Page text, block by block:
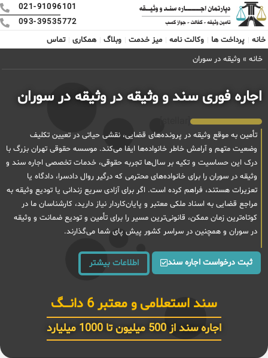
021-91096101
093-39535772
خانه
پرداخت ها وکالت نامه میز خدمت وبلاگ همکاری
تماس
خانه » وثیقه در سوران
اجاره فوری سند و وثیقه در وثیقه در سوران
تأمین به موقع وثیقه در پرونده‌های قضایی، نقشی حیاتی در تعیین تکلیف
وضعیت متهم و آرامش خاطر خانواده‌ها ایفا می‌کند. موسسه حقوقی تهران بزرگ با
درک این حساسیت و تکیه بر سال‌ها تجربه حقوقی، خدمات تخصصی اجاره سند و
وثیقه در سوران را برای خانواده‌های محترمی که درگیر روال دادسرا، دادگاه یا
تعزیرات هستند، فراهم کرده است. اگر برای آزادی سریع زندانی یا تودیع وثیقه به
مراجع قضایی به اسناد ملکی معتبر و پایان‌کاردار نیاز دارید، کارشناسان ما در
کوتاه‌ترین زمان ممکن، قانونی‌ترین مسیر را برای تأمین و تودیع ضمانت و وثیقه
در سوران و همچنین در سراسر کشور پیش پای شما می‌گذارند.
ثبت درخواست اجاره سند اطلاعات بیشتر
سند استعلامی و معتبر 6 دانـــگ
اجاره سند از 500 میلیون تا 1000 میلیارد